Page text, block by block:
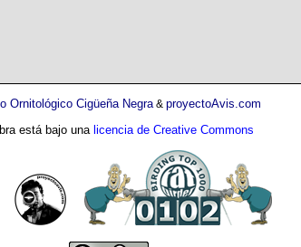
Ornitológico Cigüeña Negra& proyectoAvis.com
está bajo una licencia de Creative Commons